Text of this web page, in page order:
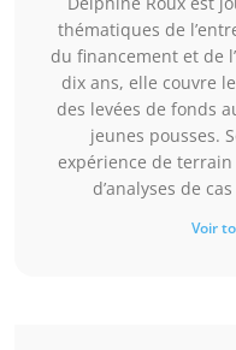
thématiques de
du financement et de
dix ans, elle couvre
des levées de fonds
jeunes pousses.
expérience de
d’analyses de
Voir